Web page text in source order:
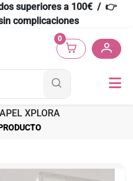
superiores a 100€ / 👉
complicaciones
0
XPLORA